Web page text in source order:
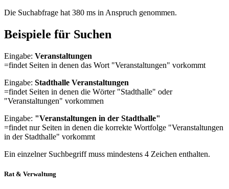
Die Suchabfrage hat 380 ms in Anspruch genommen.
Beispiele für Suchen
Eingabe: Veranstaltungen
=findet Seiten in denen das Wort "Veranstaltungen" vorkommt
Eingabe: Stadthalle Veranstaltungen
=findet Seiten in denen die Wörter "Stadthalle" oder
"Veranstaltungen" vorkommen
Eingabe: "Veranstaltungen in der Stadthalle"
=findet nur Seiten in denen die korrekte Wortfolge "Veranstaltungen
in der Stadthalle" vorkommt
Ein einzelner Suchbegriff muss mindestens 4 Zeichen enthalten.
Rat & Verwaltung